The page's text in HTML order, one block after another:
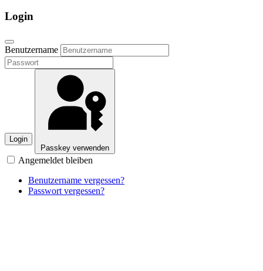
Login
Benutzername
Login
Passkey verwenden
Angemeldet bleiben
Benutzername vergessen?
Passwort vergessen?